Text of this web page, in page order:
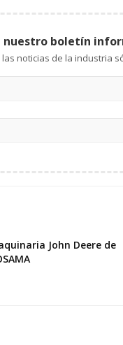
nuestro boletín
John Deere de